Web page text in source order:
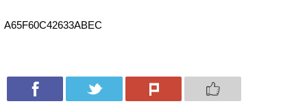
A65F60C42633ABEC